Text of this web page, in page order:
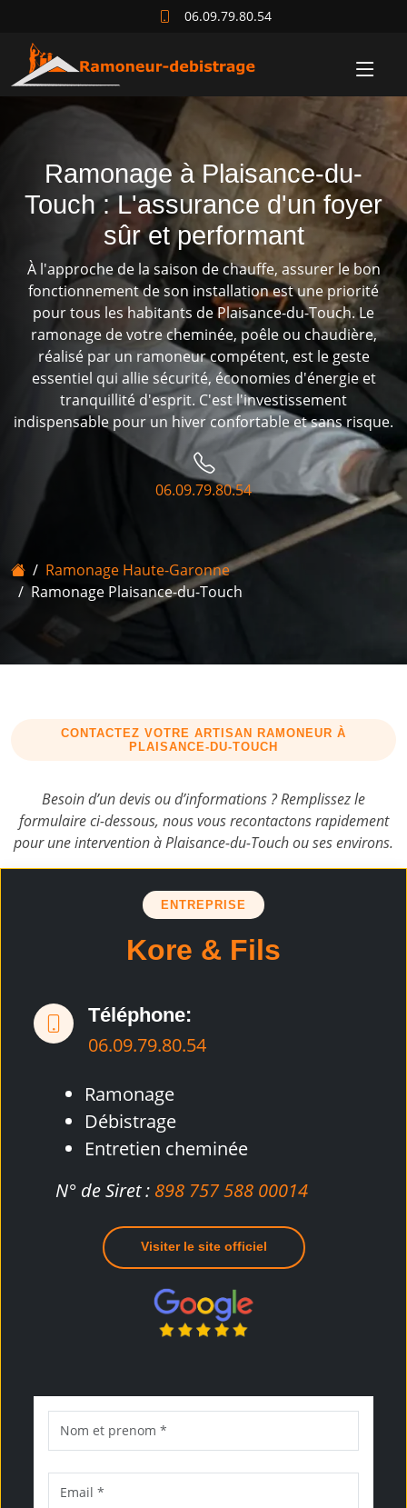
06.09.79.80.54
Ramonage à Plaisance-du-
Touch : L'assurance d'un foyer
sûr et performant
À l'approche de la saison de chauffe, assurer le bon
fonctionnement de son installation est une priorité
pour tous les habitants de Plaisance-du-Touch. Le
ramonage de votre cheminée, poêle ou chaudière,
réalisé par un ramoneur compétent, est le geste
essentiel qui allie sécurité, économies d'énergie et
tranquillité d'esprit. C'est l'investissement
indispensable pour un hiver confortable et sans risque.
06.09.79.80.54
Accueil
Ramonage Haute-Garonne
Ramonage Plaisance-du-Touch
CONTACTEZ VOTRE ARTISAN RAMONEUR À
PLAISANCE-DU-TOUCH
Besoin d’un devis ou d’informations ? Remplissez le
formulaire ci-dessous, nous vous recontactons rapidement
pour une intervention à Plaisance-du-Touch ou ses environs.
ENTREPRISE
Kore & Fils
Téléphone:
06.09.79.80.54
Ramonage
Débistrage
Entretien cheminée
N° de Siret : 898 757 588 00014
Visiter le site officiel